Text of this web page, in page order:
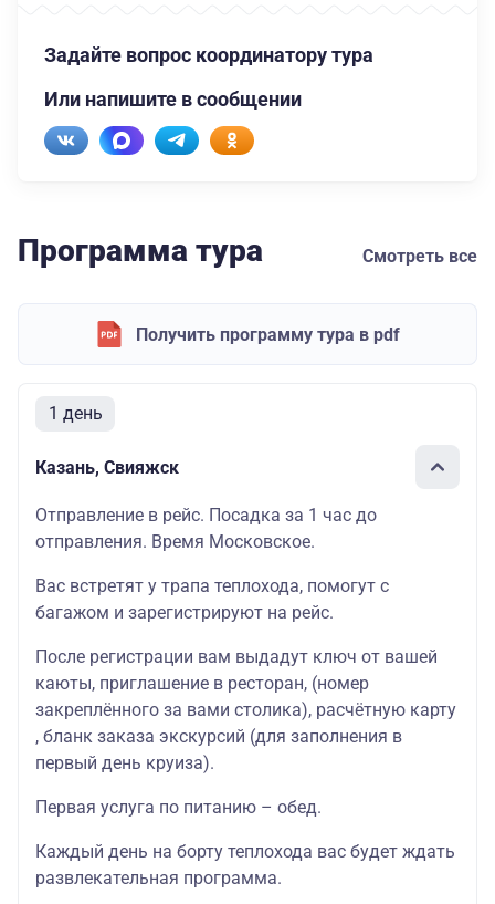
Задайте вопрос координатору тура
Или напишите в сообщении
Программа тура Смотреть все
Получить программу тура в pdf
1 день
Казань, Свияжск
Отправление в рейс. Посадка за 1 час до
отправления. Время Московское.
Вас встретят у трапа теплохода, помогут с
багажом и зарегистрируют на рейс.
После регистрации вам выдадут ключ от вашей
каюты, приглашение в ресторан, (номер
закреплённого за вами столика), расчётную карту
, бланк заказа экскурсий (для заполнения в
первый день круиза).
Первая услуга по питанию – обед.
Каждый день на борту теплохода вас будет ждать
развлекательная программа.